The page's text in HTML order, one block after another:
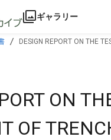
ギャラリー
DESIGN REPORT ON THE
ON
OF